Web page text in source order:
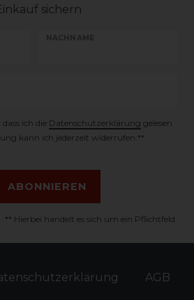
sichern
NACHNAME
ich die Daten­schutz­erklärung gelesen
kann ich jederzeit widerrufen.**
ABONNIEREN
** Hierbei handelt es sich um ein Pflichtfeld.
AGB